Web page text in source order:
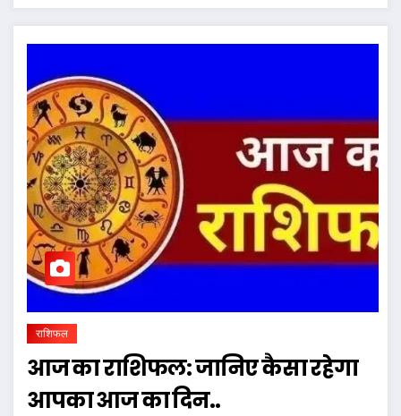
राशिफल
आज का राशिफल: जानिए कैसा रहेगा
आपका आज का दिन..